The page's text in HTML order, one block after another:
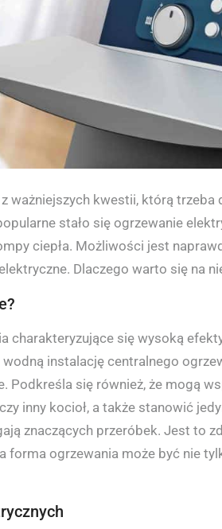
ważniejszych kwestii, którą
stało się ogrzewanie
ciepła. Możliwości jest
Dlaczego warto się na
charakteryzujące się wysoką
instalację centralnego
Podkreśla się również, że mogą
inny kocioł, a także stanowić
znaczących przeróbek. Jest to
forma ogrzewania może być nie